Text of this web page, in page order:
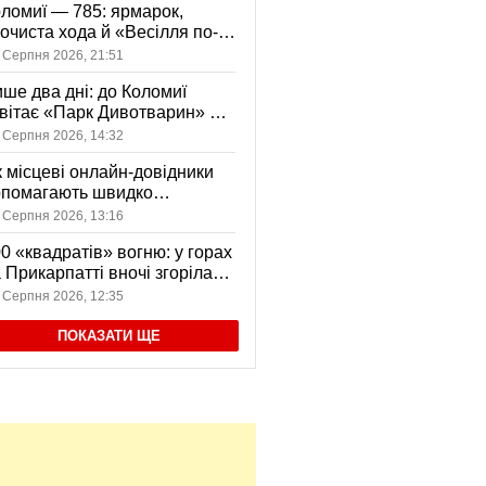
— 785: ярмарок,
хода й «Весілля по-
— чим
День міста
Серпня 2026, 21:51
два дні: до Коломиї
«Парк Дивотварин» — і
безкоштовний
Серпня 2026, 14:32
місцеві онлайн-довідники
швидко
послуги у своєму
Серпня 2026, 13:16
«квадратів» вогню: у горах
Прикарпатті вночі згоріла
є постраждала
Серпня 2026, 12:35
ПОКАЗАТИ ЩЕ